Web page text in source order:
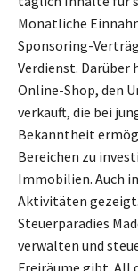
Monatliche
Sponsoring-
Verdienst. Darüber
Online-Shop, den
verkauft, die bei
Bekanntheit
Bereichen zu
Immobilien. Auch
Aktivitäten
Steuerparadies
verwalten und
Freiräume gibt. All